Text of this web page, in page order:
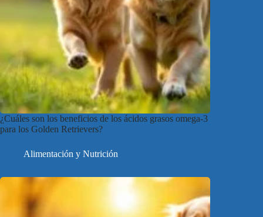
¿Cuáles son los beneficios de los ácidos grasos omega-3
para los Golden Retrievers?
Alimentación y Nutrición